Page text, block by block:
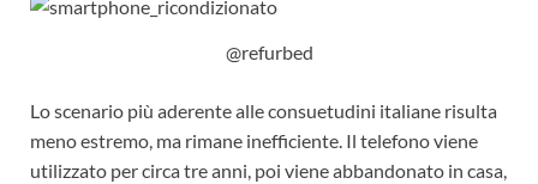
@refurbed
Lo scenario più aderente alle consuetudini italiane risulta
meno estremo, ma rimane inefficiente. Il telefono viene
utilizzato per circa tre anni, poi viene abbandonato in casa,